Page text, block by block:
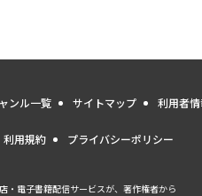
ンル一覧 サイトマップ 利用者
利用規約 プライバシーポリシー
・電子書籍配信サービスが、著作権者から